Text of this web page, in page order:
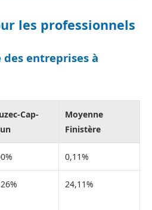
les professionnels
entreprises à
Cap-
Moyenne
Finistère
0,11%
24,11%